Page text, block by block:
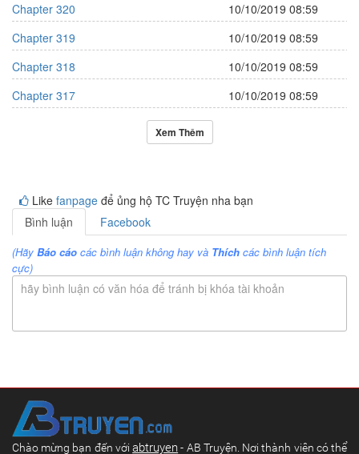
Chapter 320
10/10/2019 08:59
Chapter 319
10/10/2019 08:59
Chapter 318
10/10/2019 08:59
Chapter 317
10/10/2019 08:59
Xem Thêm
Like fanpage để ủng hộ TC Truyện nha bạn
Bình luận
Facebook
(Hãy Báo cáo các bình luận không hay và Thích các bình luận tích
cực)
hãy bình luận có văn hóa để tránh bị khóa tài khoản
Chào mừng bạn đến vớiabtruyen- AB Truyện. Nơi thành viên có thể